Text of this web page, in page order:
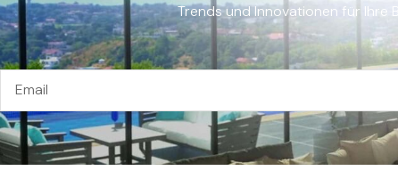
Trends und Innovationen für Ihre